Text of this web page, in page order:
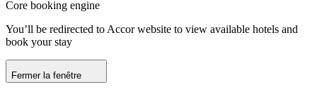
Core booking engine
You’ll be redirected to Accor website to view available hotels and
book your stay
Fermer la fenêtre